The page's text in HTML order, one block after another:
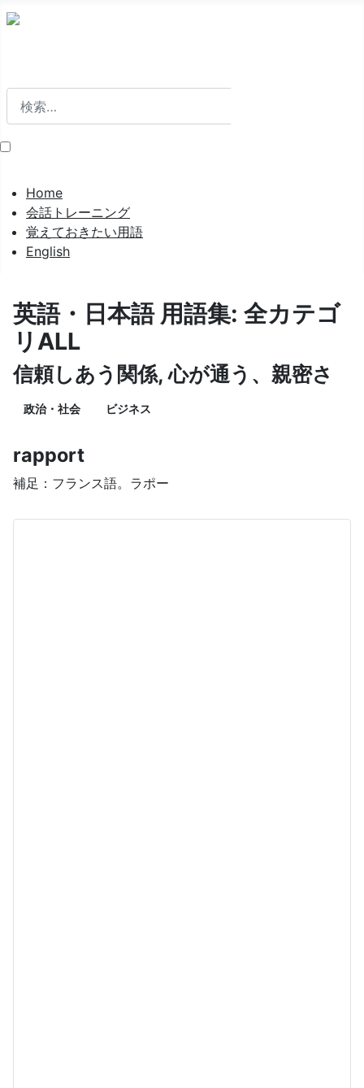
Home
会話トレーニング
覚えておきたい用語
English
英語・日本語 用語集: 全カテゴ
リALL
信頼しあう関係, 心が通う、親密さ
政治・社会 ビジネス
rapport
補足：フランス語。ラポー